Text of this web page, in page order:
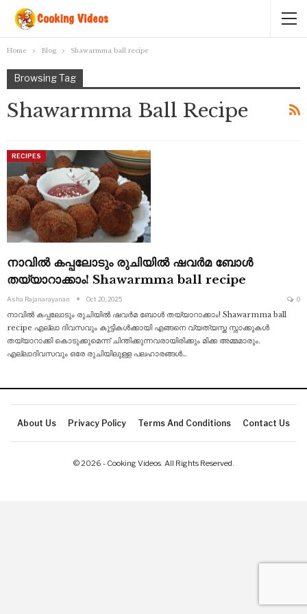
Home Blog Shawarmma ball recipe
Browsing Tag
Shawarmma Ball Recipe
RECIPES
നാവിൽ കപ്പലോടും രുചിയിൽ ഷവർമ ബോൾ
തയ്യാറാക്കാം! Shawarmma ball recipe
Asha Rajanarayanan Oct 20, 2025 0
നാവിൽ കപ്പലോടും രുചിയിൽ ഷവർമ ബോൾ തയ്യാറാക്കാം! Shawarmma ball
recipe എല്ലാ ദിവസവും കുട്ടികൾക്കായി എങ്ങനെ വ്യത്യസ്ത സ്നാക്കുകൾ
തയ്യാറാക്കി കൊടുക്കുമെന്ന് ചിന്തിക്കുന്നവരായിരിക്കും മിക്ക അമ്മമാരും.
എല്ലാദിവസവും ഒരേ രുചിയിലുള്ള പലഹാരങ്ങൾ…
About Us Privacy Policy Terms And Conditions Contact Us
© 2026 - Cooking Videos. All Rights Reserved.